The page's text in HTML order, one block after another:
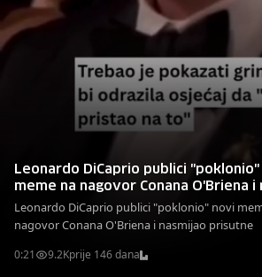
Leonardo DiCaprio publici
meme na nagovor Conana O'Briena i
prisutne
Leonardo DiCaprio publici "poklonio" novi
nagovor Conana O'Briena i nasmijao prisutne
0:21 9.2Kprije 146 dana